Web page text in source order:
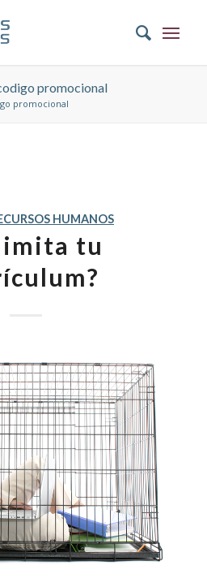
promocional
promocional
HUMANOS
tu